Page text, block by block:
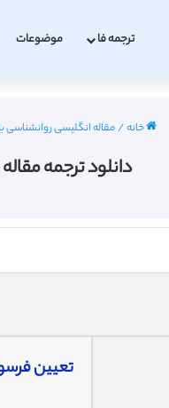
ترجمه فا موضوعات
خانه/مقاله انگلیسی روانشناسی با
دانلود ترجمه
تعیین